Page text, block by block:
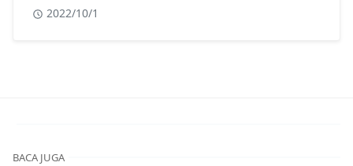
2022/10/1
BACA JUGA